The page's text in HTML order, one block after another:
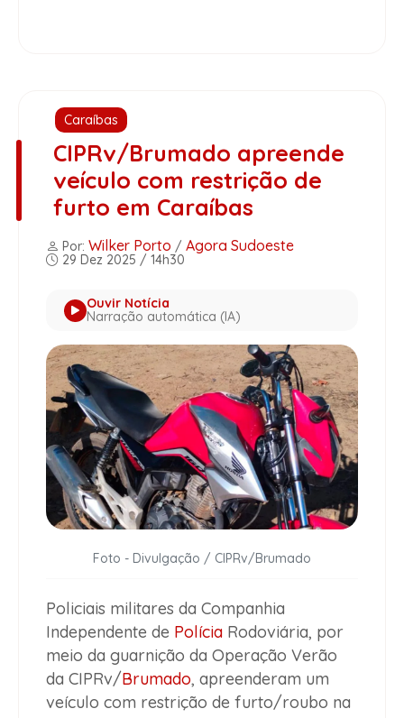
Caraíbas
CIPRv/Brumado apreende
veículo com restrição de
furto em Caraíbas
Por: Wilker Porto / Agora Sudoeste
29 Dez 2025 / 14h30
Ouvir Notícia
Narração automática (IA)
Foto - Divulgação / CIPRv/Brumado
Policiais militares da Companhia
Independente de Polícia Rodoviária, por
meio da guarnição da Operação Verão
da CIPRv/Brumado, apreenderam um
veículo com restrição de furto/roubo na